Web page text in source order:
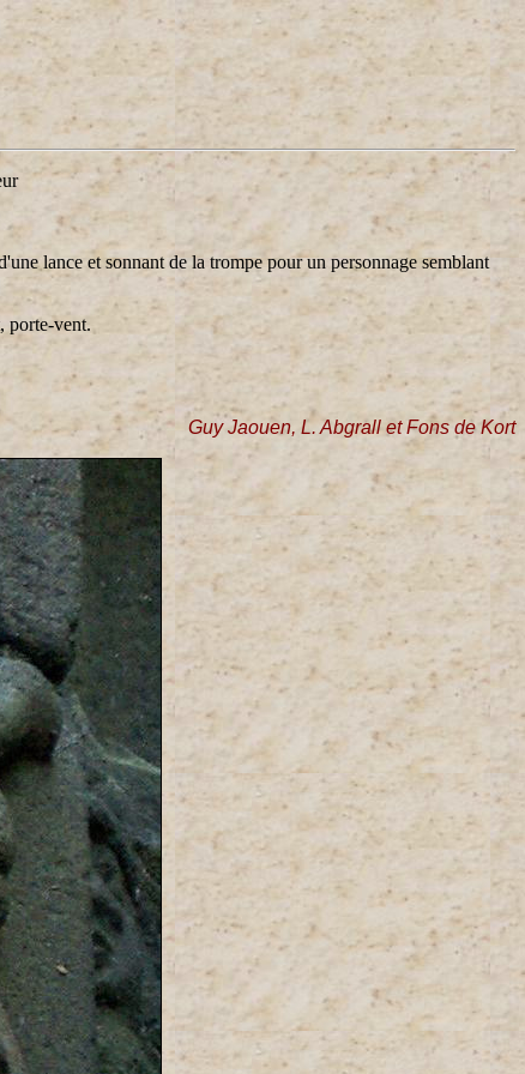
lance et sonnant de la trompe pour un personnage semblant
porte-vent.
Guy Jaouen, L. Abgrall et Fons de Kort